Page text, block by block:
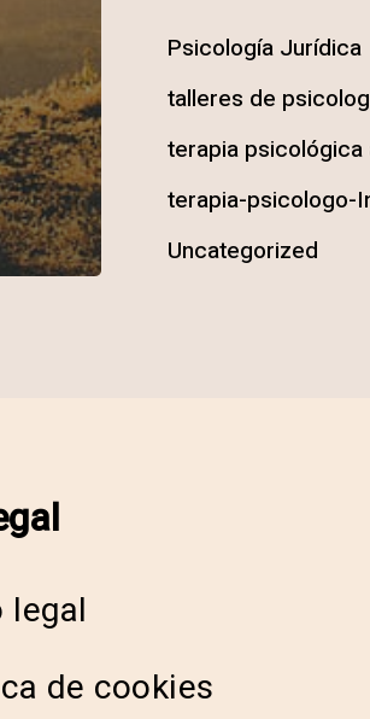
Psicología Jurídica
talleres de
terapia psicológica
terapia-psicologo-
Uncategorized
legal
de cookies